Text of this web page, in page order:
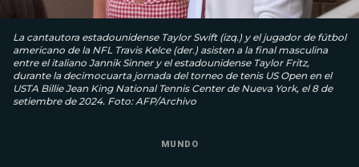
La cantautora estadounidense Taylor Swift (izq.) y el jugador de fútbol
americano de la NFL Travis Kelce (der.) asisten a la final masculina
entre el italiano Jannik Sinner y el estadounidense Taylor Fritz,
durante la decimocuarta jornada del torneo de tenis US Open en el
USTA Billie Jean King National Tennis Center de Nueva York, el 8 de
setiembre de 2024. Foto: AFP/Archivo
MUNDO